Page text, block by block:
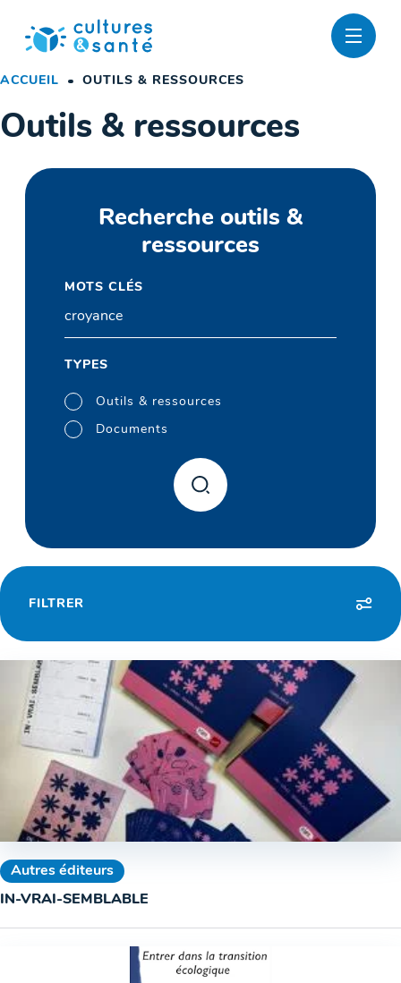
contenu
ACCUEIL OUTILS & RESSOURCES
Outils & ressources
Recherche outils &
ressources
MOTS CLÉS
TYPES
Outils & ressources
Documents
FILTRER
Autres éditeurs
IN-VRAI-SEMBLABLE